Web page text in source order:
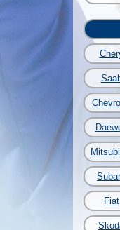
Fiat